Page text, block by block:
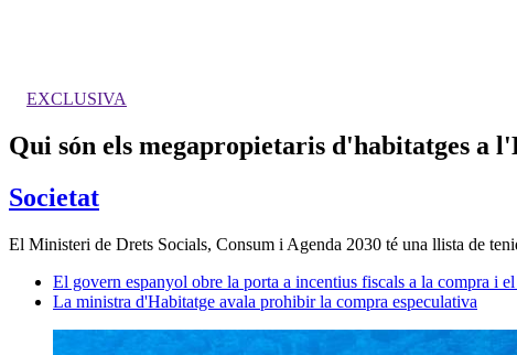
EXCLUSIVA
Qui són els megapropietaris d'habitatges a
Societat
El Ministeri de Drets Socials, Consum i Agenda 2030 té una llista de
El govern espanyol obre la porta a incentius fiscals a la compra i
La ministra d'Habitatge avala prohibir la compra especulativa